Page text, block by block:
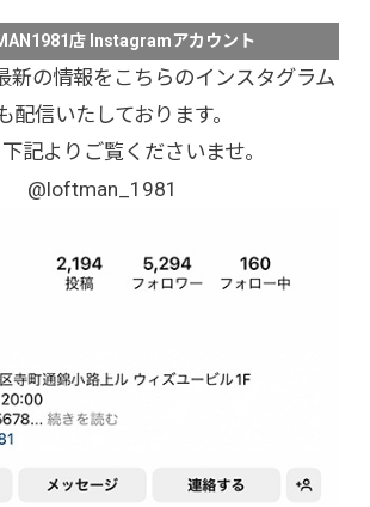
店 Instagramアカウント
新の情報をこちらのインスタグラム
配信いたしております。
記よりご覧くださいませ。
@loftman_1981